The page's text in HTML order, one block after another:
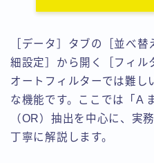
［データ］タブの［並べ
細設定］から開く［フィル
オートフィルターでは難し
な機能です。ここでは「A
（OR）抽出を中心に、実
丁寧に解説します。